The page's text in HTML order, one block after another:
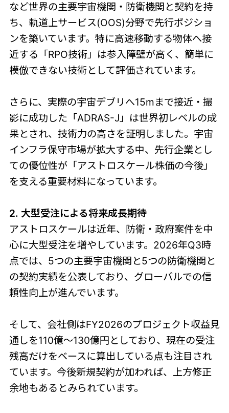
など世界の主要宇宙機関・防衛機関と契約を持
ち、軌道上サービス(OOS)分野で先行ポジショ
ンを築いています。特に高速移動する物体へ接
近する「RPO技術」は参入障壁が高く、簡単に
模倣できない技術として評価されています。
さらに、実際の宇宙デブリへ15mまで接近・撮
影に成功した「ADRAS-J」は世界初レベルの成
果とされ、技術力の高さを証明しました。宇宙
インフラ保守市場が拡大する中、先行企業とし
ての優位性が「アストロスケール株価の今後」
を支える重要材料になっています。
2. 大型受注による将来成長期待
アストロスケールは近年、防衛・政府案件を中
心に大型受注を増やしています。2026年Q3時
点では、5つの主要宇宙機関と5つの防衛機関と
の契約実績を公表しており、グローバルでの信
頼性向上が進んでいます。
そして、会社側はFY2026のプロジェクト収益見
通しを110億〜130億円としており、現在の受注
残高だけをベースに算出している点も注目され
ています。今後新規契約が加われば、上方修正
余地もあるとみられています。